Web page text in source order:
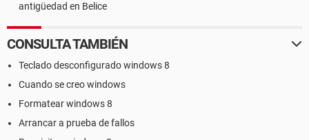
antigüedad en Belice
CONSULTA TAMBIÉN
Teclado desconfigurado windows 8
Cuando se creo windows
Formatear windows 8
Arrancar a prueba de fallos